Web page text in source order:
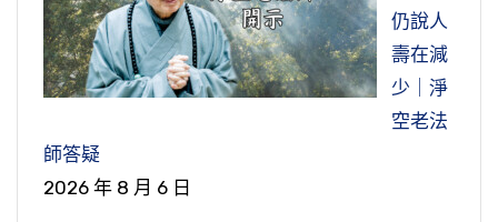
仍說人
壽在減
少｜淨
空老法
師答疑
2026 年 8 月 6 日